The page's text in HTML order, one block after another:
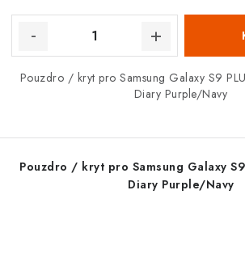
Pouzdro / kryt pro Samsung Galaxy S9
Diary Purple/Navy
Pouzdro / kryt pro Samsung Galaxy
Diary Purple/Navy